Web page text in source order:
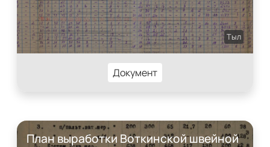
Тыл
Документ
План выработки Воткинской швейной